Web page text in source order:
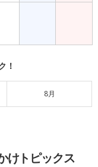
！
8月
けトピックス